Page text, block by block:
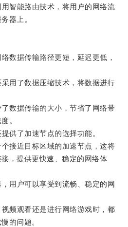
能路由技术，将用户的网络流
器上。
据传输路径更短，延迟更低，
了数据压缩技术，将数据进行
据传输的大小，节省了网络带
。
了加速节点的选择功能。
近目标区域的加速节点，这将
，提供更快速、稳定的网络体
户可以享受到流畅、稳定的网
观看还是进行网络游戏时，都
的问题。